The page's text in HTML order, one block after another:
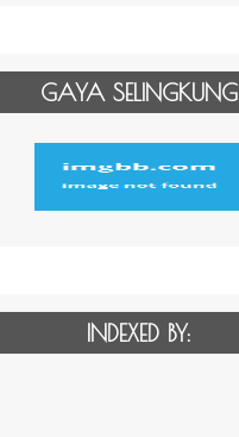
GAYA SELINGKUNG
INDEXED BY: